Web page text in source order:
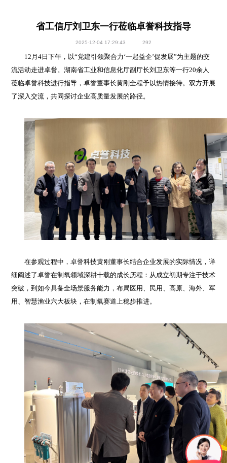
省工信厅刘卫东一行莅临卓誉科技指导
2025-12-04 17:29:43 292
12月4日下午，以“党建引领聚合力‘一起益企’促发展”为主题的交
流活动走进卓誉。湖南省工业和信息化厅副厅长刘卫东等一行20余人
莅临卓誉科技进行指导，卓誉董事长黄刚全程予以热情接待。双方开展
了深入交流，共同探讨企业高质量发展的路径。
在参观过程中，卓誉科技黄刚董事长结合企业发展的实际情况，详
细阐述了卓誉在制氧领域深耕十载的成长历程：从成立初期专注于技术
突破，到如今具备全场景服务能力，布局医用、民用、高原、海外、军
用、智慧渔业六大板块，在制氧赛道上稳步推进。